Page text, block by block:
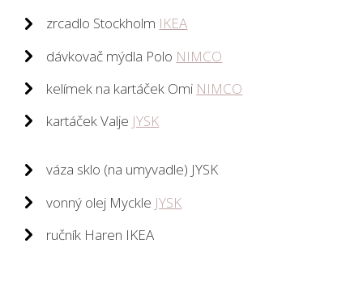
zrcadlo Stockholm IKEA
dávkovač mýdla Polo NIMCO
kelímek na kartáček Omi NIMCO
kartáček Valje JYSK
váza sklo (na umyvadle) JYSK
vonný olej Myckle JYSK
ručník Haren IKEA